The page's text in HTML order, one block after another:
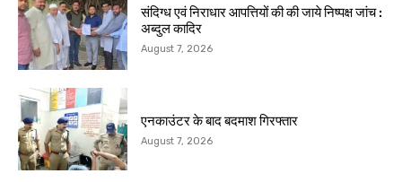
संदिग्ध एवं निराधार आपत्तियों की की जाये निष्पक्ष जांच :
अब्दुल कादिर
August 7, 2026
एनकाउंटर के बाद बदमाश गिरफ्तार
August 7, 2026